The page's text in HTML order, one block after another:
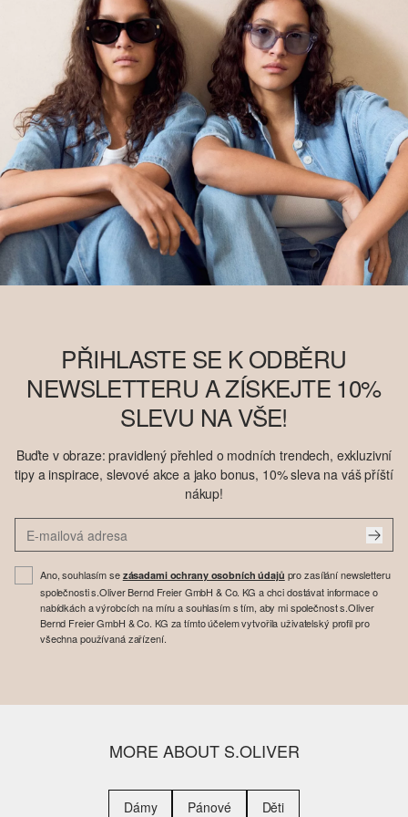
PŘIHLASTE SE K ODBĚRU
NEWSLETTERU A ZÍSKEJTE 10%
SLEVU NA VŠE!
Buďte v obraze: pravidlený přehled o modních trendech, exkluzivní
tipy a inspirace, slevové akce a jako bonus, 10% sleva na váš příští
nákup!
Ano, souhlasím se zásadami ochrany osobních údajů pro zasílání newsletteru
společnosti s.Oliver Bernd Freier GmbH & Co. KG a chci dostávat informace o
nabídkách a výrobcích na míru a souhlasím s tím, aby mi společnost s.Oliver
Bernd Freier GmbH & Co. KG za tímto účelem vytvořila uživatelský profil pro
všechna používaná zařízení.
MORE ABOUT S.OLIVER
Dámy Pánové Děti